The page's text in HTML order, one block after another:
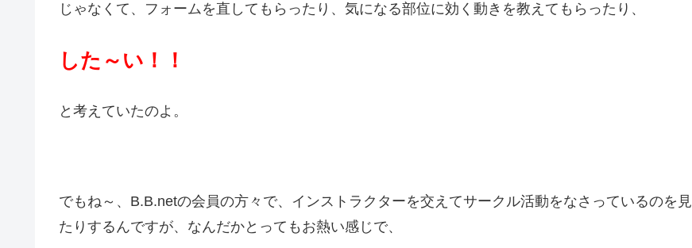
じゃなくて、フォームを直してもらったり、気になる部位に効く動きを教えてもらったり、
した～い！！
と考えていたのよ。
でもね～、B.B.netの会員の方々で、インストラクターを交えてサークル活動をなさっているのを見
たりするんですが、なんだかとってもお熱い感じで、